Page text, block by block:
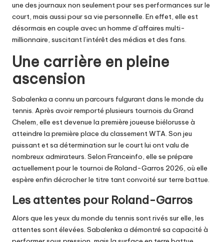
une des journaux non seulement pour ses performances sur le
court, mais aussi pour sa vie personnelle. En effet, elle est
désormais en couple avec un homme d’affaires multi-
millionnaire, suscitant l’intérêt des médias et des fans.
Une carrière en pleine
ascension
Sabalenka a connu un parcours fulgurant dans le monde du
tennis. Après avoir remporté plusieurs tournois du Grand
Chelem, elle est devenue la première joueuse biélorusse à
atteindre la première place du classement WTA. Son jeu
puissant et sa détermination sur le court lui ont valu de
nombreux admirateurs. Selon Franceinfo, elle se prépare
actuellement pour le tournoi de Roland-Garros 2026, où elle
espère enfin décrocher le titre tant convoité sur terre battue.
Les attentes pour Roland-Garros
Alors que les yeux du monde du tennis sont rivés sur elle, les
attentes sont élevées. Sabalenka a démontré sa capacité à